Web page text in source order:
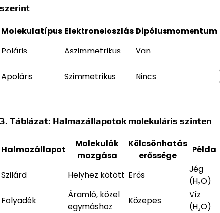
szerint
Molekulatípus Elektroneloszlás Dipólusmomentum
Poláris
Aszimmetrikus Van
Apoláris
Szimmetrikus Nincs
3. Táblázat: Halmazállapotok molekuláris szinten
Halmazállapot
Molekulák
mozgása
Kölcsönhatás
erőssége
Példa
Szilárd Helyhez kötött Erős
Jég
(H₂O)
Folyadék
Áramló, közel
egymáshoz
Közepes
Víz
(H₂O)